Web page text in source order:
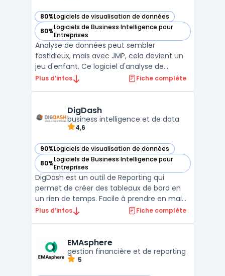
80%Logiciels de visualisation de données
— voir JMP dans cette catégorie
80%Logiciels de Business Intelligence pour
Entreprises
— voir JMP dans cette catégorie
Analyse de données peut sembler
fastidieux, mais avec JMP, cela devient un
jeu d'enfant. Ce logiciel d'analyse de
données dynamique facilite la prise en
avancées et de visualisation des données
pour aider à identifier rapid ...
Plus d’infos Fiche complète
DigDash
business intelligence et de data
4,6
90%Logiciels de visualisation de données
— voir DigDash dans cette catégorie
80%Logiciels de Business Intelligence pour
Entreprises
— voir DigDash dans cette catégorie
DigDash est un outil de Reporting qui
permet de créer des tableaux de bord en
un rien de temps. Facile à prendre en main,
il permet de suivre en temps réel
utiliser des widgets pour ajouter des
visualisations dans vos tab ...
Plus d’infos Fiche complète
EMAsphere
gestion financière et de reporting
5